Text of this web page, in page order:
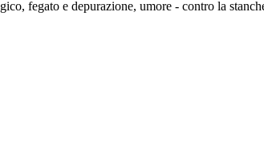
fegato e depurazione, umore - contro la